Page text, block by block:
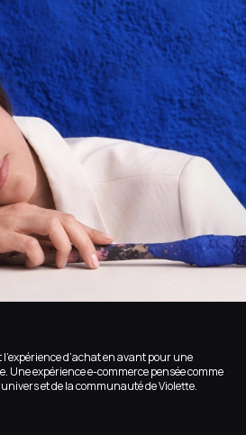
d’achat en avant pour une
Une expérience e-commerce pensée comme
et de la communauté de Violette.